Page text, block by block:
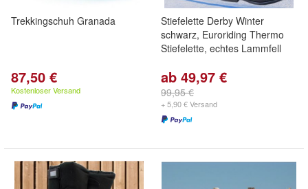
Trekkingschuh Granada
87,50 €
Kostenloser Versand
Stiefelette Derby Winter
schwarz, Euroriding Thermo
Stiefelette, echtes Lammfell
ab 49,97 €
99,95 €
+ 5,90 € Versand